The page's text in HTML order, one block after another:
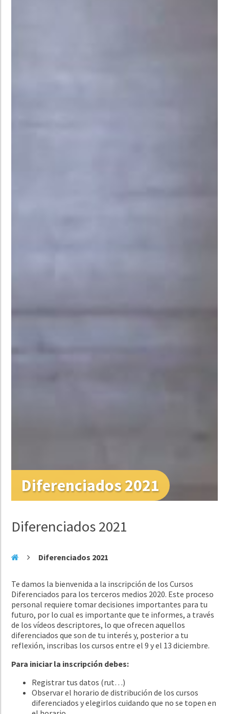
Diferenciados 2021
Diferenciados 2021
Diferenciados 2021
Te damos la bienvenida a la inscripción de los Cursos
Diferenciados para los terceros medios 2020. Este proceso
personal requiere tomar decisiones importantes para tu
futuro, por lo cual es importante que te informes, a través
de los vídeos descriptores, lo que ofrecen aquellos
diferenciados que son de tu interés y, posterior a tu
reflexión, inscribas los cursos entre el 9 y el 13 diciembre.
Para iniciar la inscripción debes:
Registrar tus datos (rut…)
Observar el horario de distribución de los cursos
diferenciados y elegirlos cuidando que no se topen en